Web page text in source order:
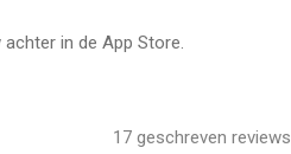
in de App Store.
17 geschreven reviews